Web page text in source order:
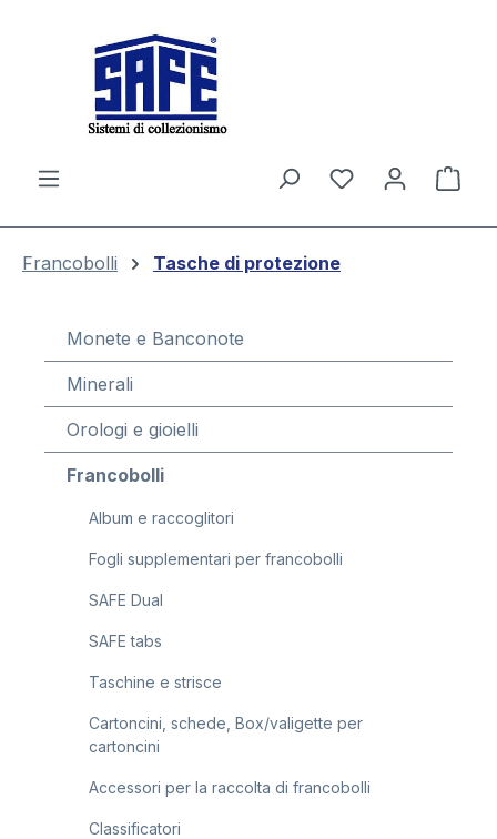
Il
Francobolli Tasche di protezione
Monete e Banconote
Minerali
Orologi e gioielli
Francobolli
Album e raccoglitori
Fogli supplementari per francobolli
SAFE Dual
SAFE tabs
Taschine e strisce
Cartoncini, schede, Box/valigette per
cartoncini
Accessori per la raccolta di francobolli
Classificatori